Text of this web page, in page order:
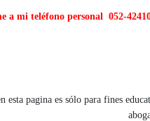
a mi teléfono personal 052-
esta pagina es sólo para fines